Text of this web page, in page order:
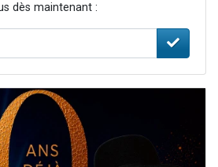
dès maintenant :